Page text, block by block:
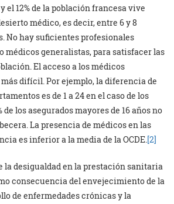
el 12% de la población francesa vive
médico, es decir, entre 6 y 8
No hay suficientes profesionales
médicos generalistas, para satisfacer las
El acceso a los médicos
difícil. Por ejemplo, la diferencia de
es de 1 a 24 en el caso de los
de los asegurados mayores de 16 años no
La presencia de médicos en las
es inferior a la media de la OCDE.[2]
la desigualdad en la prestación sanitaria
consecuencia del envejecimiento de la
de enfermedades crónicas y la